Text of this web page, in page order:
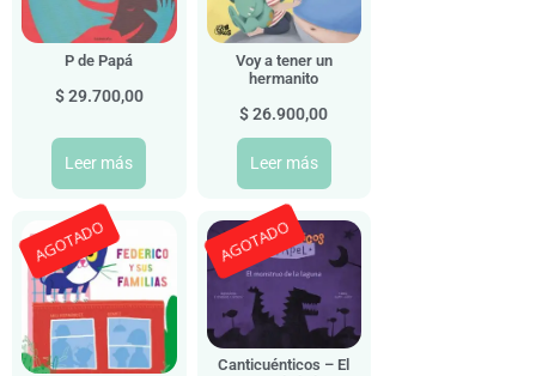
P de Papá
$29.700,00
Leer más
Voy a tener un
hermanito
$26.900,00
Leer más
AGOTADO AGOTADO
Canticuénticos – El